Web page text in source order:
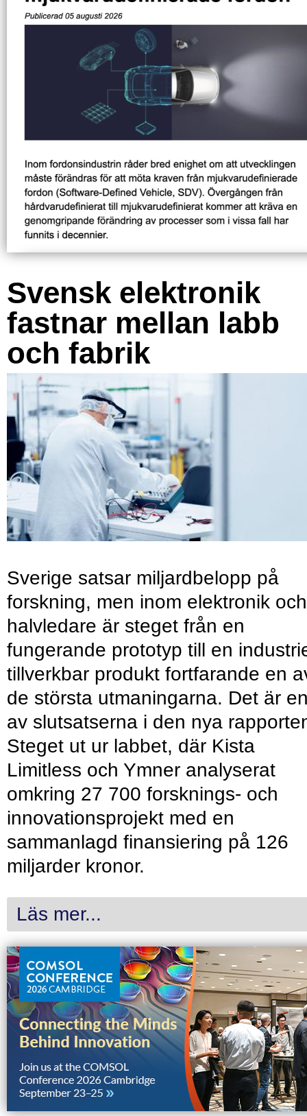
Svensk elektronik
fastnar mellan labb
och fabrik
Sverige satsar miljardbelopp på
forskning, men inom elektronik och
halvledare är steget från en
fungerande prototyp till en
tillverkbar produkt fortfarande en
de största utmaningarna. Det är
av slutsatserna i den nya
Steget ut ur labbet, där Kista
Limitless och Ymner analyserat
omkring 27 700 forsknings- och
innovationsprojekt med en
sammanlagd finansiering på 126
miljarder kronor.
Läs mer...